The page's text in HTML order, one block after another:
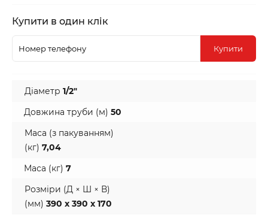
Купити в один клік
Купити
Діаметр 1/2″
Довжина труби (м) 50
Маса (з пакуванням)
(кг) 7,04
Маса (кг) 7
Розміри (Д × Ш × В)
(мм) 390 x 390 x 170